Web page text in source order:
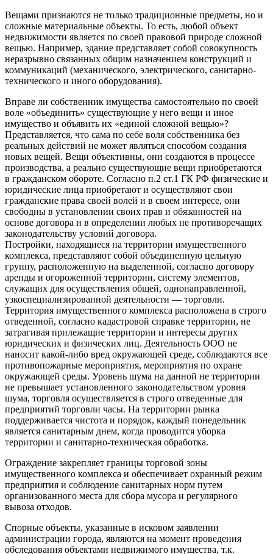
Вещами признаются не только традиционные предметы, но и
сложные материальные объекты. То есть, любой объект
недвижимости является по своей правовой природе сложной
вещью. Например, здание представляет собой совокупность
неразрывно связанных общим назначением конструкций и
коммуникаций (механического, электрического, санитарно-
технического и иного оборудования).
Вправе ли собственник имущества самостоятельно по своей
воле «объединить» существующие у него вещи и иное
имущество и объявить их «единой сложной вещью»?
Представляется, что сама по себе воля собственника без
реальных действий не может являться способом создания
новых вещей. Вещи объективны, они создаются в процессе
производства, а реально существующие вещи приобретаются
в гражданском обороте. Согласно п.2 ст.1 ГК РФ физические и
юридические лица приобретают и осуществляют свои
гражданские права своей волей и в своем интересе, они
свободны в установлении своих прав и обязанностей на
основе договора и в определении любых не противоречащих
законодательству условий договора.
Постройки, находящиеся на территории имущественного
комплекса, представляют собой объединенную цельную
группу, расположенную на выделенной, согласно договору
аренды и огороженной территории, систему элементов,
служащих для осуществления общей, однонаправленной,
узкоспециализированной деятельности — торговли.
Территория имущественного комплекса расположена в строго
отведенной, согласно кадастровой справке территории, не
затрагивая прилежащие территории и интересы других
юридических и физических лиц. Деятельность ООО не
наносит какой-либо вред окружающей среде, соблюдаются все
противопожарные мероприятия, мероприятия по охране
окружающей среды. Уровень шума на данной не территории
не превышает установленного законодательством уровня
шума, торговля осуществляется в строго отведенные для
предприятий торговли часы. На территории рынка
поддерживается чистота и порядок, каждый понедельник
является санитарным днем, когда проводится уборка
территории и санитарно-техническая обработка.
Ограждение закрепляет границы торговой зоны
имущественного комплекса и обеспечивает охранный режим
предприятия и соблюдение санитарных норм путем
организованного места для сбора мусора и регулярного
вывоза отходов.
Спорные объекты, указанные в исковом заявлении
администрации города, являются на момент проведения
обследования объектами недвижимого имущества, т.к.